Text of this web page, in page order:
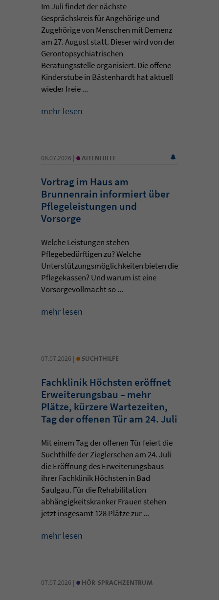
Im Juli findet der nächste
Gesprächskreis für Angehörige und
Zugehörige von Menschen mit Demenz
am 27. August statt. Dieser wird von der
Gerontopsychiatrischen
Beratungsstelle organisiert. Die offene
Kinderstube in Bästenhardt hat aktuell
wieder freie ...
mehr lesen
08.07.2026 | • ALTENHILFE
Vortrag im Haus am
Brunnenrain informiert über
Pflegeleistungen und
Vorsorge
Welche Leistungen stehen
Pflegebedürftigen zu? Welche
Unterstützungsmöglichkeiten bieten die
Pflegekassen? Und warum ist eine
Vorsorgevollmacht so ...
mehr lesen
07.07.2026 | • SUCHTHILFE
Fachklinik Höchsten eröffnet
Erweiterungsbau – mehr
Plätze, kürzere Wartezeiten,
Tag der offenen Tür am 24. Juli
Mit einem Tag der offenen Tür feiert die
Suchthilfe der Zieglerschen am 24. Juli
die Eröffnung des Erweiterungsbaus
ihrer Fachklinik Höchsten in Bad
Saulgau. Für die Rehabilitation
abhängigkeitskranker Frauen stehen
jetzt insgesamt 128 Plätze zur ...
mehr lesen
07.07.2026 | • HÖR-SPRACHZENTRUM